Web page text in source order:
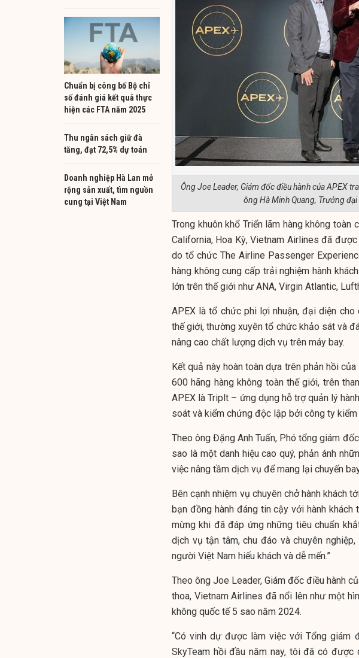
Chuẩn bị công bố Bộ chỉ
số đánh giá kết quả thực
hiện các FTA năm 2025
Thu ngân sách giữ đà
tăng, đạt 72,5% dự toán
Doanh nghiệp Hà Lan mở
rộng sản xuất, tìm nguồn
cung tại Việt Nam
Ông Joe Leader, Giám đốc điều hành của APEX
ông Hà Minh Quang, Trưởng
Trong khuôn khổ Triển lãm hàng không
California, Hoa Kỳ, Vietnam Airlines đã
do tổ chức The Airline Passenger
hàng không cung cấp trải nghiệm hành
lớn trên thế giới như ANA, Virgin Atlantic,
APEX là tổ chức phi lợi nhuận, đại diện cho
thế giới, thường xuyên tổ chức khảo sát và
nâng cao chất lượng dịch vụ trên máy bay.
Kết quả này hoàn toàn dựa trên phản hồi
600 hãng hàng không toàn thế giới, trên
APEX là Triplt – ứng dụng hỗ trợ quản lý
soát và kiểm chứng độc lập bởi công ty kiểm
Theo ông Đặng Anh Tuấn, Phó tổng giám
sao là một danh hiệu cao quý, phản ánh
việc nâng tầm dịch vụ để mang lại chuyến
Bên cạnh nhiệm vụ chuyên chở hành khách
bạn đồng hành đáng tin cậy với hành
mừng khi đã đáp ứng những tiêu chuẩn
dịch vụ tận tâm, chu đáo và chuyên
người Việt Nam hiếu khách và dễ mến.”
Theo ông Joe Leader, Giám đốc điều hành
thoa, Vietnam Airlines đã nổi lên như một
không quốc tế 5 sao năm 2024.
“Có vinh dự được làm việc với Tổng giám
SkyTeam hồi đầu năm nay, tôi đã có